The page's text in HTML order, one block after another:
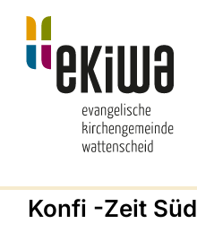
Konfi -Zeit Süd